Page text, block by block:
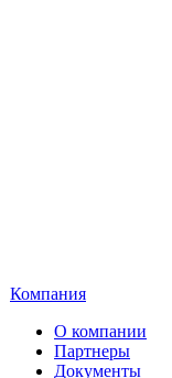
Компания
О компании
Партнеры
Документы